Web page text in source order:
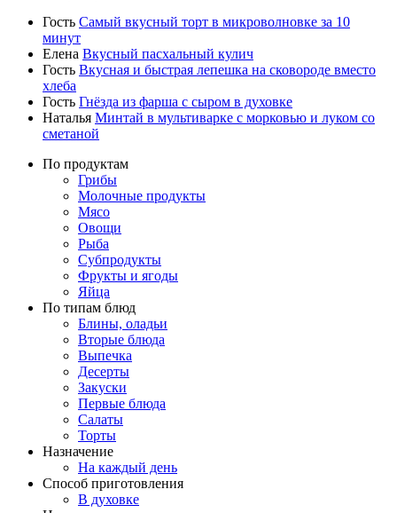
Гость Самый вкусный торт в микроволновке за 10
минут
Елена Вкусный пасхальный кулич
Гость Вкусная и быстрая лепешка на сковороде вместо
хлеба
Гость Гнёзда из фарша с сыром в духовке
Наталья Минтай в мультиварке с морковью и луком со
сметаной
По продуктам
Грибы
Молочные продукты
Мясо
Овощи
Рыба
Субпродукты
Фрукты и ягоды
Яйца
По типам блюд
Блины, оладьи
Вторые блюда
Выпечка
Десерты
Закуски
Первые блюда
Салаты
Торты
Назначение
На каждый день
Способ приготовления
В духовке